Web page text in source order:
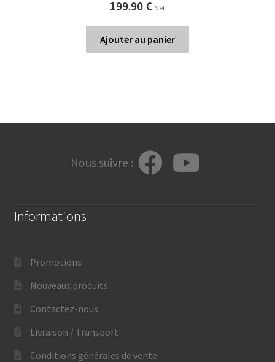
199.90 € Net
Ajouter au panier
Nous suivre :
Informations
Promotions
Nouveaux produits
Contactez-nous
Livraison / Transport
Conditions générales de vente